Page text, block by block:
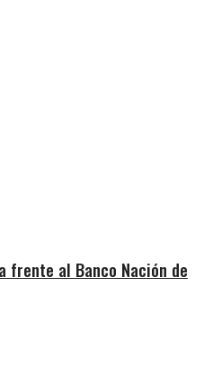
frente al Banco Nación de